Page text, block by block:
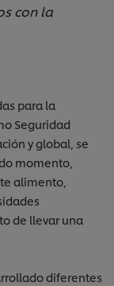
con la
para la
Seguridad
y global, se
momento,
alimento,
de llevar una
diferentes